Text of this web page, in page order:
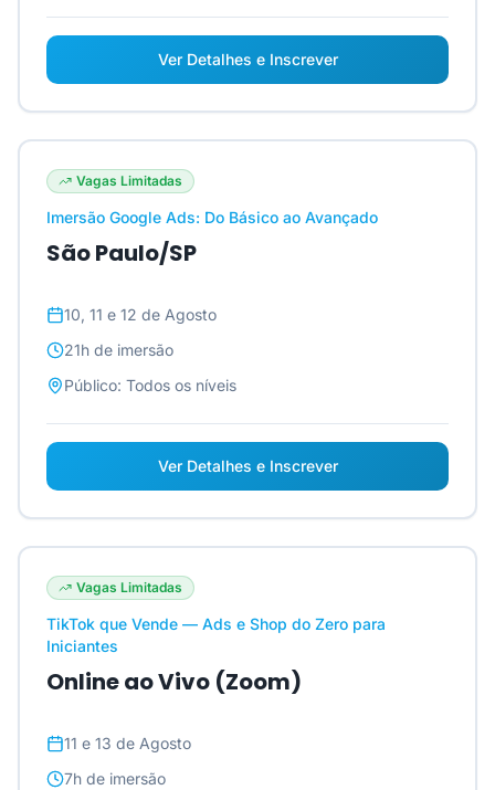
Ver Detalhes e Inscrever
Vagas Limitadas
Imersão Google Ads: Do Básico ao Avançado
São Paulo/SP
10, 11 e 12 de Agosto
21h de imersão
Público: Todos os níveis
Ver Detalhes e Inscrever
Vagas Limitadas
TikTok que Vende — Ads e Shop do Zero para
Iniciantes
Online ao Vivo (Zoom)
11 e 13 de Agosto
7h de imersão